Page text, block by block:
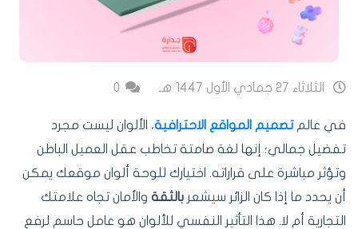
الثلاثاء 27 جمادي الأول 1447 هـ 0
في عالمتصميم المواقع الاحترافية، الألوان ليست مجرد
تفضيل جمالي؛ إنها لغة صامتة تخاطب عقل العميل الباطن
وتؤثر مباشرة على قراراته. اختيارك للوحة ألوان موقعك يمكن
أن يحدد ما إذا كان الزائر سيشعر بالثقة والأمان تجاه علامتك
التجارية أم لا. هذا التأثير النفسي للألوان هو عامل حاسم لرفع